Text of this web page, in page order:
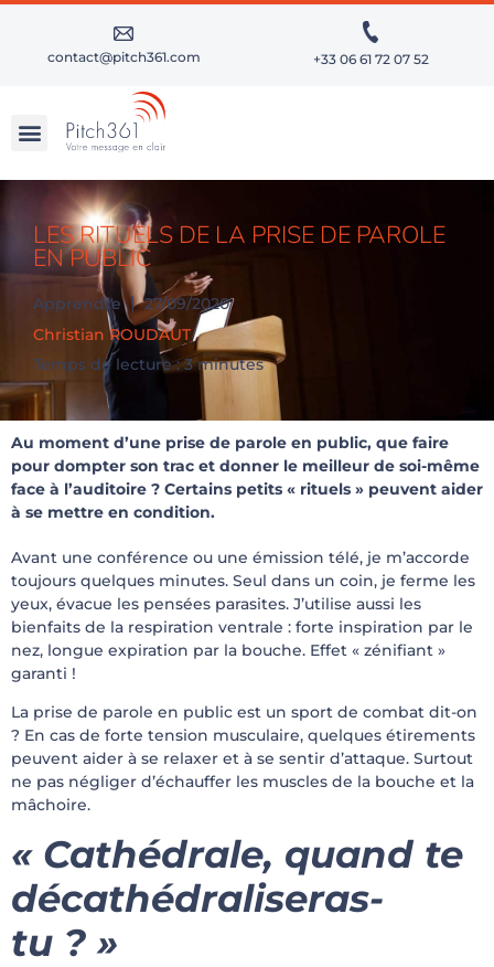
contact@pitch361.com +33 06 61 72 07 52
LES RITUELS DE LA PRISE DE PAROLE
EN PUBLIC
Apprendre
27/09/2020
Christian ROUDAUT
Temps de lecture : 3 minutes
Au moment d’une prise de parole en public, que faire
pour dompter son trac et donner le meilleur de soi-même
face à l’auditoire ? Certains petits « rituels » peuvent aider
à se mettre en condition.
Avant une conférence ou une émission télé, je m’accorde
toujours quelques minutes. Seul dans un coin, je ferme les
yeux, évacue les pensées parasites. J’utilise aussi les
bienfaits de la respiration ventrale : forte inspiration par le
nez, longue expiration par la bouche. Effet « zénifiant »
garanti !
La prise de parole en public est un sport de combat dit-on
? En cas de forte tension musculaire, quelques étirements
peuvent aider à se relaxer et à se sentir d’attaque. Surtout
ne pas négliger d’échauffer les muscles de la bouche et la
mâchoire.
« Cathédrale, quand te
décathédraliseras-
tu ? »